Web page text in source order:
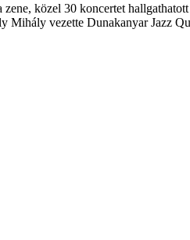
közel 30 koncertet
vezette Dunakanyar Jazz